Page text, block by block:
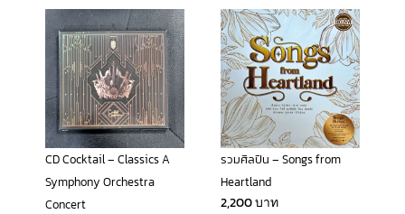
CD Cocktail – Classics A
Symphony Orchestra
Concert
รวมศิลปิน – Songs from
Heartland
2,200บาท